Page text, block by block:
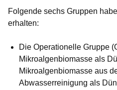
Folgende sechs Gruppen
erhalten:
Die Operationelle Gruppe
Mikroalgenbiomasse als
Mikroalgenbiomasse aus
Abwasserreinigung als